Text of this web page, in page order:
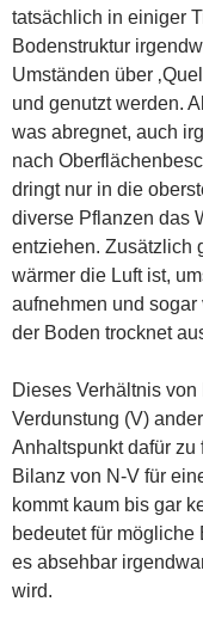
tatsächlich in einiger
Bodenstruktur
Umständen über
und genutzt werden.
was abregnet, auch
nach
dringt nur in die
diverse Pflanzen das
entziehen. Zusätzlich
wärmer die Luft ist,
aufnehmen und sogar
der Boden trocknet
Dieses Verhältnis
Verdunstung (V)
Anhaltspunkt dafür
Bilanz von N-V für
kommt kaum bis gar
bedeutet für mögliche
es absehbar
wird.